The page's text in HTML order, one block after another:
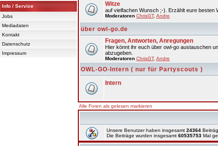
Info / Service
Jobs
Mediadaten
Kontakt
Datenschutz
Impressum
Witze
auf vielfachen Wunsch ;-). Erzählt eure besten
Moderatoren ChrisGT, Andre
über owl-go.de
Fragen, Antworten, Anregungen
Hier könnt ihr euch über owl-go austauschen
abzugeben.
Moderatoren ChrisGT, Andre
OWL-GO-Intern ( nur für Partyscouts )
Intern
Alle Foren als gelesen markieren
Unsere Benutzer haben insgesamt 24364
Die Beiträge wurden insgesamt 60535753 Mal